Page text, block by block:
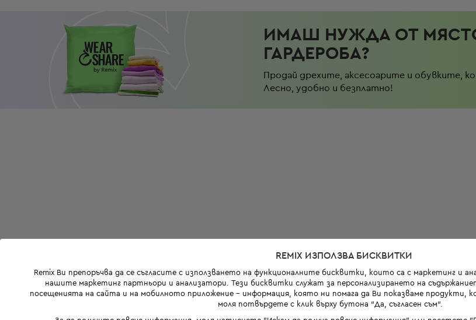
ИМАШ НУЖДА ОТ
ГАРДЕРОБА?
Продай дрехите, аксесоарите и обувките,
Лесно, удобно и безплатно!
REMIX ИЗПОЛЗВА БИСКВИТКИ
Remix Ви препоръчва да се съгласите с използването на функционалните бисквитки, които са с маркетинг и
нашите маркетинг партньори и анализатори. Тези бисквитки служат за персонализирането на
посещенията на сайта и на мобилното приложение - информация, която ни помага да Ви показваме продукти,
моля потвърдете с клик върху бутона “Да, съгласен съм“.